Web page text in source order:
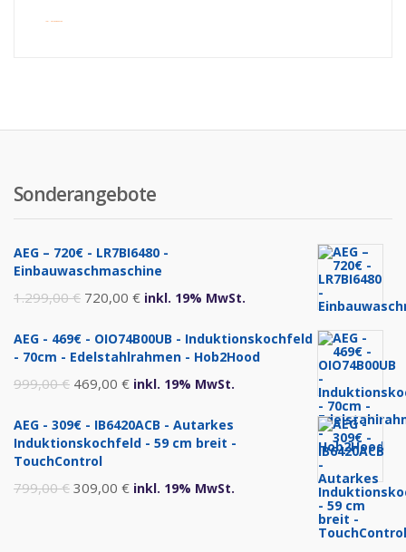
inkl. Versandkosten
Sonderangebote
AEG – 720€ - LR7BI6480 -
Einbauwaschmaschine
1.299,00€ Ursprünglicher
war:
720,00 €Aktueller
ist:
inkl. 19% MwSt.
AEG - 469€ - OIO74B00UB - Induktionskochfeld
- 70cm - Edelstahlrahmen - Hob2Hood
999,00€ Ursprünglicher
war:
999,00 €
469,00 €Aktueller
ist:
inkl. 19% MwSt.
AEG - 309€ - IB6420ACB - Autarkes
Induktionskochfeld - 59 cm breit -
TouchControl
799,00€ Ursprünglicher
309,00 €Aktueller
inkl. 19% MwSt.